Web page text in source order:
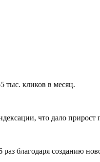
тыс. кликов в месяц.
что дало
благодаря созданию